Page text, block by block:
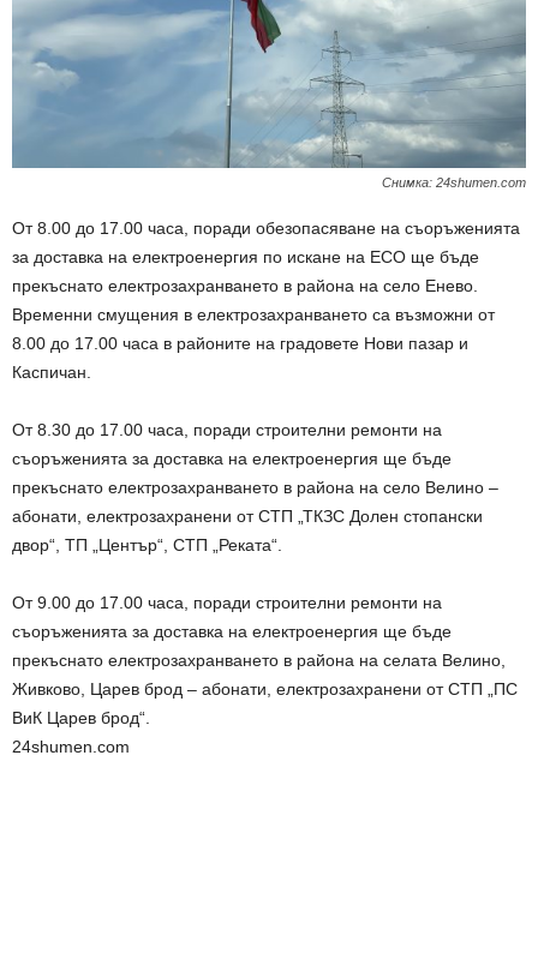
Снимка: 24shumen.com
От 8.00 до 17.00 часа, поради обезопасяване на съоръженията
за доставка на електроенергия по искане на ЕСО ще бъде
прекъснато електрозахранването в района на село Енево.
Временни смущения в електрозахранването са възможни от
8.00 до 17.00 часа в районите на градовете Нови пазар и
Каспичан.
От 8.30 до 17.00 часа, поради строителни ремонти на
съоръженията за доставка на електроенергия ще бъде
прекъснато електрозахранването в района на село Велино –
абонати, електрозахранени от СТП „ТКЗС Долен стопански
двор“, ТП „Център“, СТП „Реката“.
От 9.00 до 17.00 часа, поради строителни ремонти на
съоръженията за доставка на електроенергия ще бъде
прекъснато електрозахранването в района на селата Велино,
Живково, Царев брод – абонати, електрозахранени от СТП „ПС
ВиК Царев брод“.
24shumen.com